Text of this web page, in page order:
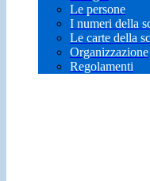
Le persone
I numeri della
Le carte della
Organizzazione
Regolamenti